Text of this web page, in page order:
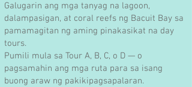
Galugarin ang mga tanyag na lagoon,
dalampasigan, at coral reefs ng Bacuit Bay sa
pamamagitan ng aming pinakasikat na day
tours.
Pumili mula sa Tour A, B, C, o D — o
pagsamahin ang mga ruta para sa isang
buong araw ng pakikipagsapalaran.